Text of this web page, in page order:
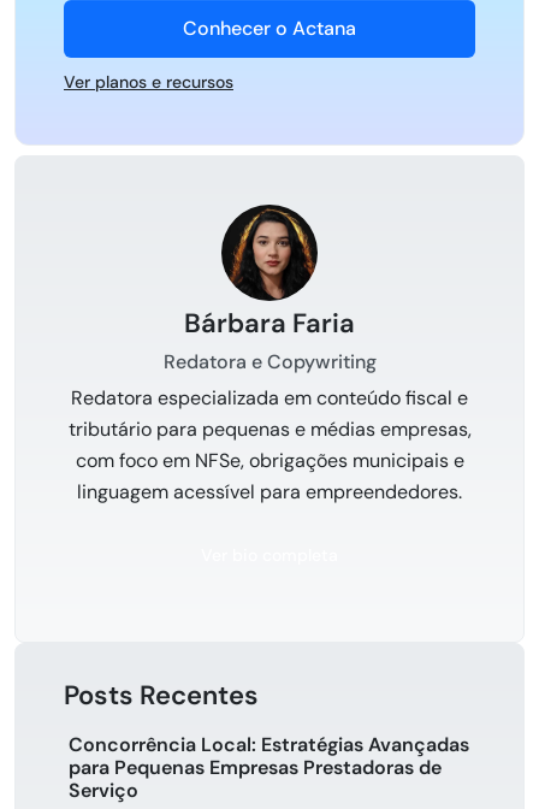
Conhecer o Actana
Ver planos e recursos
Bárbara Faria
Redatora e Copywriting
Redatora especializada em conteúdo fiscal e
tributário para pequenas e médias empresas,
com foco em NFSe, obrigações municipais e
linguagem acessível para empreendedores.
Posts Recentes
Concorrência Local: Estratégias Avançadas
para Pequenas Empresas Prestadoras de
Serviço